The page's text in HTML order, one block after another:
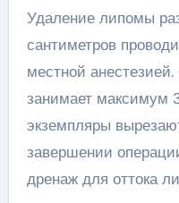
Удаление липомы
сантиметров
местной
занимает максимум
экземпляры
завершении
дренаж для оттока